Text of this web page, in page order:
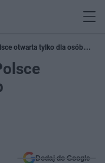
otwarta tylko dla osób
Dodaj do Google